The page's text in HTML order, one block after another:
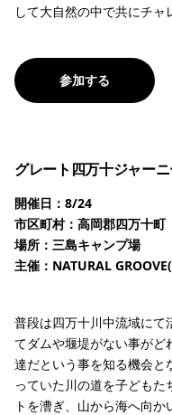
して大自然の中で共にチャ
参加する
グレート四万十ジャー
開催日：8/24
市区町村：高岡郡四万十町
場所：三島キャンプ場
主催：NATURAL
普段は四万十川中流域にて
てダムや堰堤がない事がど
達だという事を知る機会と
っていた川の道を子ども
トを漕ぎ、山から海へ向